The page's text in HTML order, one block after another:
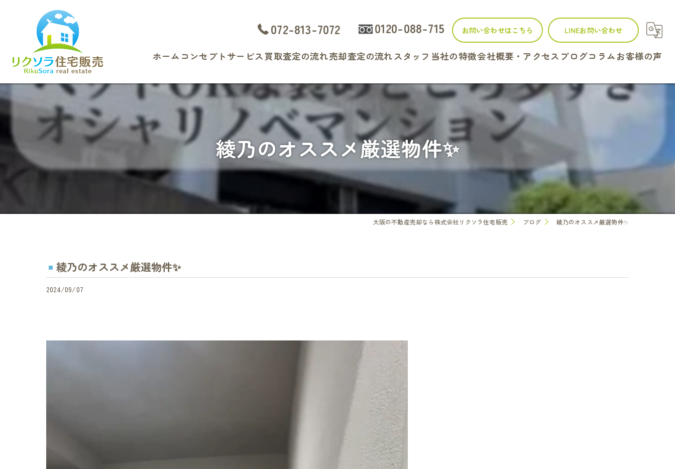
072-813-7072 0120-088-715 お問い合わせはこちら LINEお問い合わせ
ホーム コンセプト サービス
よくある質問
買取査定の流れ売却査定の流れスタッフ 当社の特徴
戸建て
マンション
土地
査定
会社概要・アクセス ブログコラム お客様の声
綾乃のオススメ厳選物件✨
大阪の不動産売却なら株式会社リクソラ住宅販売 ブログ 綾乃のオススメ厳選物件✨
綾乃のオススメ厳選物件✨
2024/09/07